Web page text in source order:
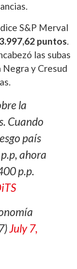
S&P Merval
puntos.
las subas
Negra y Cresud
la
Cuando
país
ahora
p.p.
July 7,